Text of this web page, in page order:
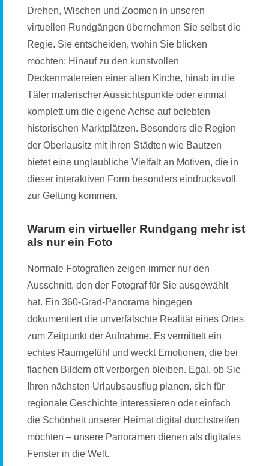
Drehen, Wischen und Zoomen in unseren
virtuellen Rundgängen übernehmen Sie selbst die
Regie. Sie entscheiden, wohin Sie blicken
möchten: Hinauf zu den kunstvollen
Deckenmalereien einer alten Kirche, hinab in die
Täler malerischer Aussichtspunkte oder einmal
komplett um die eigene Achse auf belebten
historischen Marktplätzen. Besonders die Region
der Oberlausitz mit ihren Städten wie Bautzen
bietet eine unglaubliche Vielfalt an Motiven, die in
dieser interaktiven Form besonders eindrucksvoll
zur Geltung kommen.
Warum ein virtueller Rundgang mehr ist
als nur ein Foto
Normale Fotografien zeigen immer nur den
Ausschnitt, den der Fotograf für Sie ausgewählt
hat. Ein 360-Grad-Panorama hingegen
dokumentiert die unverfälschte Realität eines Ortes
zum Zeitpunkt der Aufnahme. Es vermittelt ein
echtes Raumgefühl und weckt Emotionen, die bei
flachen Bildern oft verborgen bleiben. Egal, ob Sie
Ihren nächsten Urlaubsausflug planen, sich für
regionale Geschichte interessieren oder einfach
die Schönheit unserer Heimat digital durchstreifen
möchten – unsere Panoramen dienen als digitales
Fenster in die Welt.